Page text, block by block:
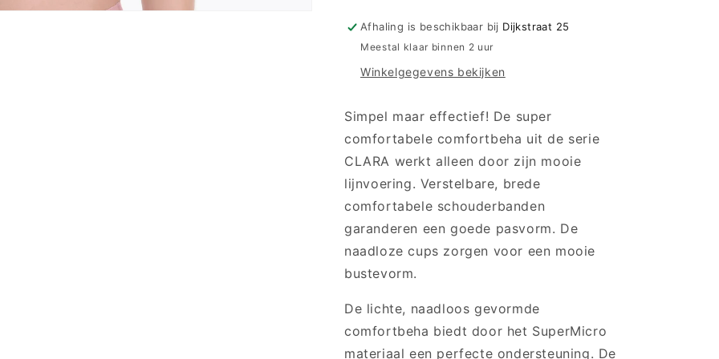
zonder
beugel
-
-
Rosewood
zonder
beugel
-
-
Rosewood
Afhaling is beschikbaar bij Dijkstraat 25
Meestal klaar binnen 2 uur
Winkelgegevens bekijken
Simpel maar effectief! De super
comfortabele comfortbeha uit de serie
CLARA werkt alleen door zijn mooie
lijnvoering. Verstelbare, brede
comfortabele schouderbanden
garanderen een goede pasvorm. De
naadloze cups zorgen voor een mooie
bustevorm.
De lichte, naadloos gevormde
comfortbeha biedt door het SuperMicro
materiaal een perfecte ondersteuning. De